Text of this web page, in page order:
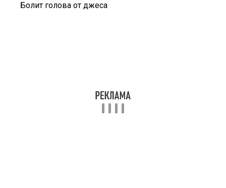
Болит голова от джеса